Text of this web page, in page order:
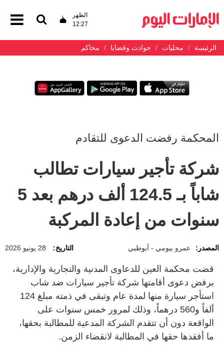
الظهر
12:27
الرئيسة محليات حوادث وقضايا محاكم
المحكمة رفضت الدعوى للتقادم
شركة تأجير سيارات تطالب
شاباً بـ 124.5 ألف درهم بعد 5
سنوات من إعادة المركبة
المصدر: عمرو بيومي - أبوظبي التاريخ: 28 يونيو 2026
قضت محكمة العين للدعاوى المدنية والتجارية والإدارية،
برفض دعوى أقامتها شركة تأجير سيارات ضد شاب
استأجر سيارة منها لمدة عام وتبقى في ذمته مبلغ 124
ألفاً و560 درهماً، وذلك لمرور خمس سنوات على
الواقعة دون أن تتقدم الشركة المدعية للمطالبة بحقها،
ما أفقدها حقها في المطالبة لانقضاء الزمن.